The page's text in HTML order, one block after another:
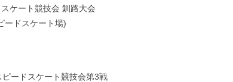
ケート競技会 釧路大会
ードスケート場)
ードスケート競技会第3戦